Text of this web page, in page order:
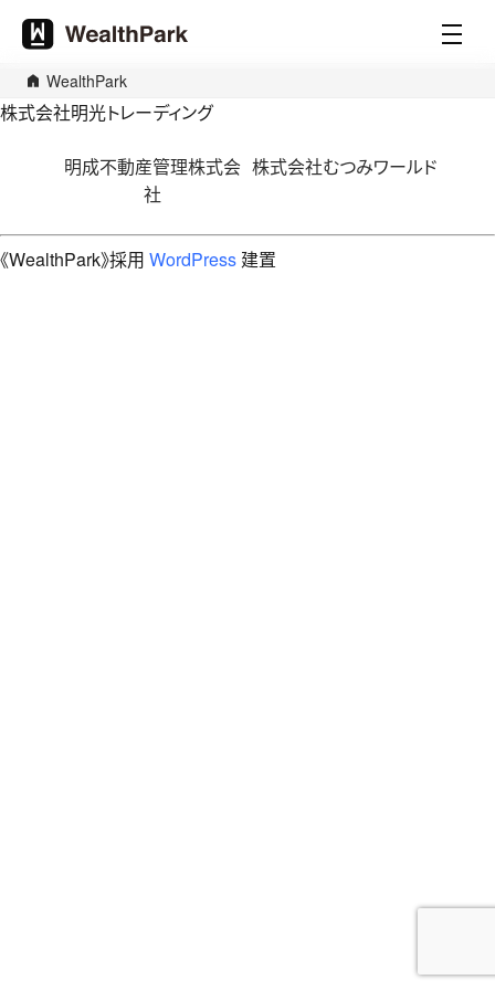
WealthPark
株式会社明光トレーディング
覽
明成不動産管理株式会
社
株式会社むつみワールド
《WealthPark》採用 WordPress 建置